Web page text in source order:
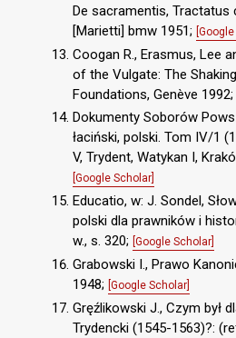
De sacramentis, Tractatus
[Marietti] bmw 1951;
Coogan R., Erasmus, Lee
of the Vulgate: The
Foundations, Genève 1992;
Dokumenty Soborów
łaciński, polski. Tom IV/1
V, Trydent, Watykan I,
[Google Scholar]
Educatio, w: J. Sondel,
polski dla prawników i
w., s. 320; [Google Scholar]
Grabowski I., Prawo
1948; [Google Scholar]
Gręźlikowski J., Czym był
Trydencki (1545-1563)?: